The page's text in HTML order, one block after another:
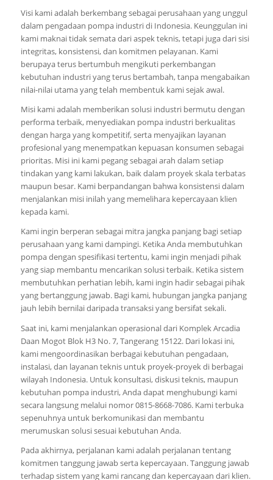
Visi kami adalah berkembang sebagai perusahaan yang unggul
dalam pengadaan pompa industri di Indonesia. Keunggulan ini
kami maknai tidak semata dari aspek teknis, tetapi juga dari sisi
integritas, konsistensi, dan komitmen pelayanan. Kami
berupaya terus bertumbuh mengikuti perkembangan
kebutuhan industri yang terus bertambah, tanpa mengabaikan
nilai-nilai utama yang telah membentuk kami sejak awal.
Misi kami adalah memberikan solusi industri bermutu dengan
performa terbaik, menyediakan pompa industri berkualitas
dengan harga yang kompetitif, serta menyajikan layanan
profesional yang menempatkan kepuasan konsumen sebagai
prioritas. Misi ini kami pegang sebagai arah dalam setiap
tindakan yang kami lakukan, baik dalam proyek skala terbatas
maupun besar. Kami berpandangan bahwa konsistensi dalam
menjalankan misi inilah yang memelihara kepercayaan klien
kepada kami.
Kami ingin berperan sebagai mitra jangka panjang bagi setiap
perusahaan yang kami dampingi. Ketika Anda membutuhkan
pompa dengan spesifikasi tertentu, kami ingin menjadi pihak
yang siap membantu mencarikan solusi terbaik. Ketika sistem
membutuhkan perhatian lebih, kami ingin hadir sebagai pihak
yang bertanggung jawab. Bagi kami, hubungan jangka panjang
jauh lebih bernilai daripada transaksi yang bersifat sekali.
Saat ini, kami menjalankan operasional dari Komplek Arcadia
Daan Mogot Blok H3 No. 7, Tangerang 15122. Dari lokasi ini,
kami mengoordinasikan berbagai kebutuhan pengadaan,
instalasi, dan layanan teknis untuk proyek-proyek di berbagai
wilayah Indonesia. Untuk konsultasi, diskusi teknis, maupun
kebutuhan pompa industri, Anda dapat menghubungi kami
secara langsung melalui nomor 0815-8668-7086. Kami terbuka
sepenuhnya untuk berkomunikasi dan membantu
merumuskan solusi sesuai kebutuhan Anda.
Pada akhirnya, perjalanan kami adalah perjalanan tentang
komitmen tanggung jawab serta kepercayaan. Tanggung jawab
terhadap sistem yang kami rancang dan kepercayaan dari klien.